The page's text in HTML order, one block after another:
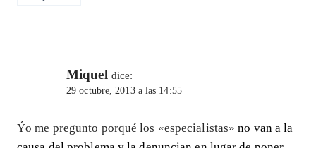
Miquel dice:
29 octubre, 2013 a las 14:55
Ýo me pregunto porqué los «especialistas»no van a la